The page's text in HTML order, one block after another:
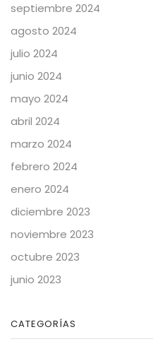
septiembre 2024
agosto 2024
julio 2024
junio 2024
mayo 2024
abril 2024
marzo 2024
febrero 2024
enero 2024
diciembre 2023
noviembre 2023
octubre 2023
junio 2023
CATEGORÍAS